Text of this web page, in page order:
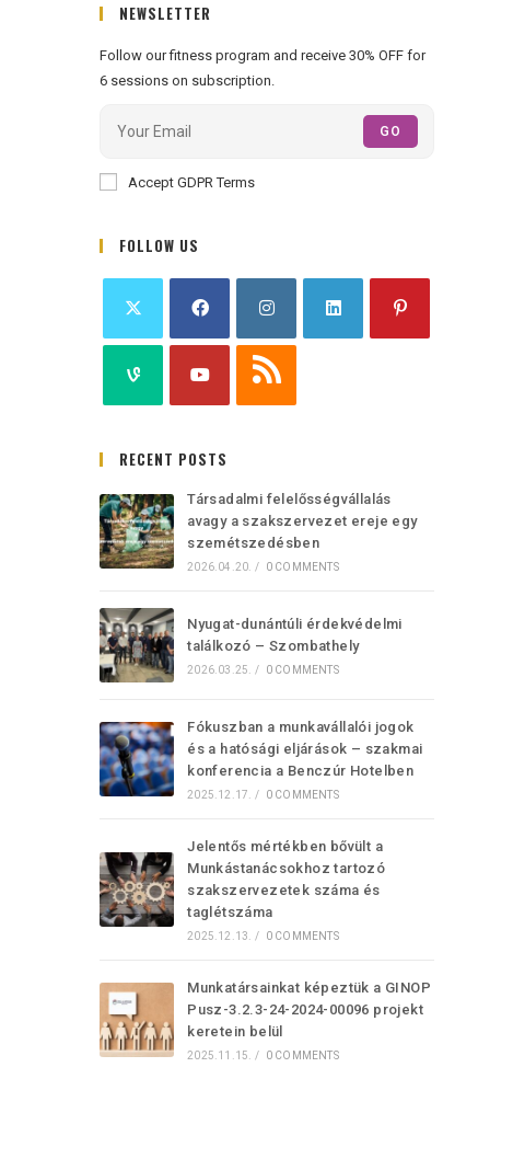
NEWSLETTER
Follow our fitness program and receive 30% OFF for
6 sessions on subscription.
GO
Accept GDPR Terms
FOLLOW US
RECENT POSTS
Társadalmi felelősségvállalás
avagy a szakszervezet ereje egy
szemétszedésben
2026.04.20. / 0 COMMENTS
Nyugat-dunántúli érdekvédelmi
találkozó – Szombathely
2026.03.25. / 0 COMMENTS
Fókuszban a munkavállalói jogok
és a hatósági eljárások – szakmai
konferencia a Benczúr Hotelben
2025.12.17. / 0 COMMENTS
Jelentős mértékben bővült a
Munkástanácsokhoz tartozó
szakszervezetek száma és
taglétszáma
2025.12.13. / 0 COMMENTS
Munkatársainkat képeztük a GINOP
Pusz-3.2.3-24-2024-00096 projekt
keretein belül
2025.11.15. / 0 COMMENTS